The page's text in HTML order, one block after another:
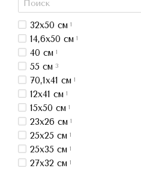
32x50 см 1
14,6x50 см 1
40 см 1
55 см 3
70,1x41 см 1
12x41 см 1
15x50 см 1
23x26 см 1
25x25 см 1
25x35 см 1
27x32 см 1